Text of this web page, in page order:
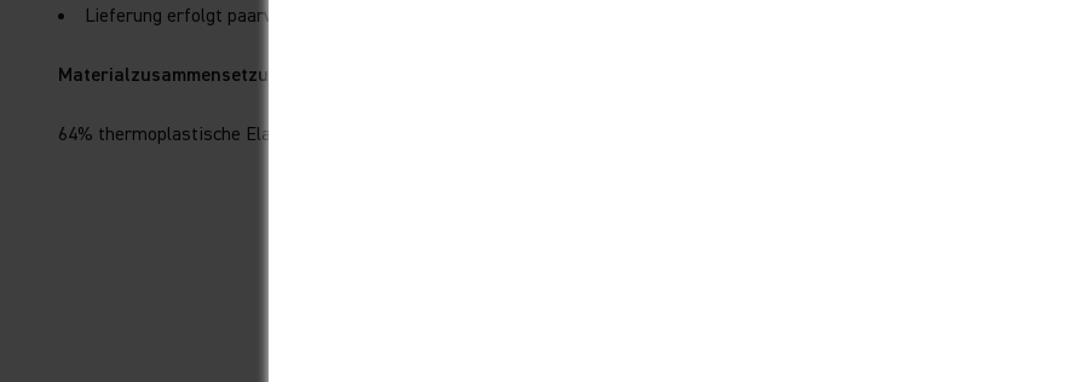
Lieferung erfolgt paarweise
Materialzusammensetzung:
64% thermoplastische Elastomere, 28% Polyamid, 8% Polyester